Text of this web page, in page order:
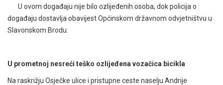
U ovom događaju nije bilo ozlijeđenih osoba, dok policija o
događaju dostavlja obavijest Općinskom državnom odvjetništvu u
Slavonskom Brodu.
U prometnoj nesreći teško ozlijeđena vozačica bicikla
Na raskrižju Osječke ulice i pristupne ceste naselju Andrije